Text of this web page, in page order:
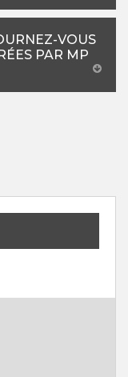
VOUS
PAR MP